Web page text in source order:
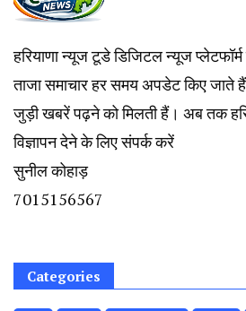
हरियाणा न्यूज टूडे डिजिटल न्यूज
ताजा समाचार हर समय अपडेट किए जाते
जुड़ी खबरें पढ़ने को मिलती हैं। अब तक
विज्ञापन देने के लिए संपर्क करें
सुनील कोहाड़
7015156567
Categories